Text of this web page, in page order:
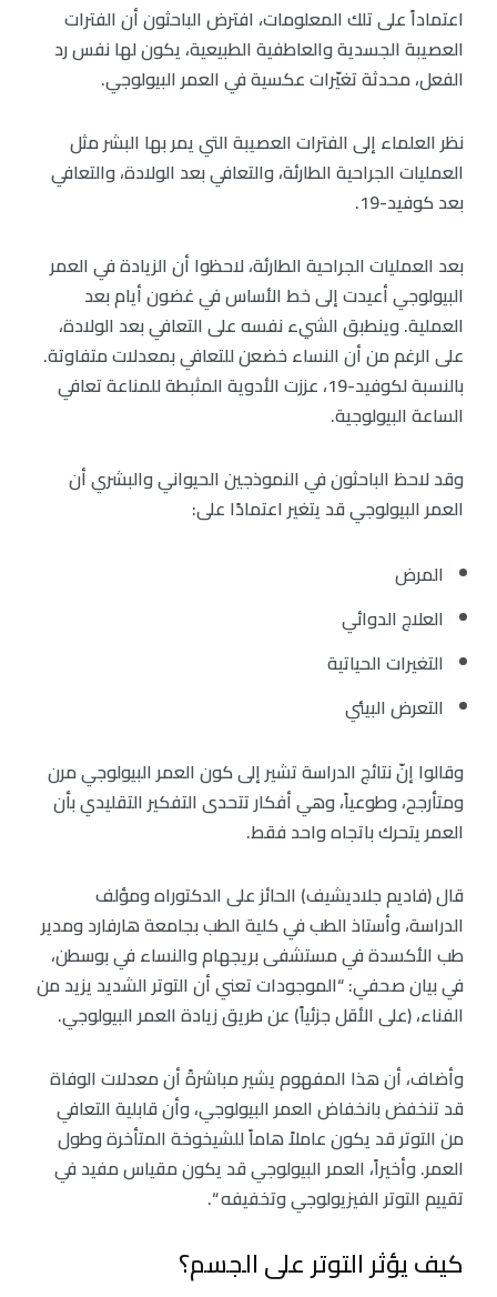
اعتماداً على تلك المعلومات، افترض الباحثون أن الفترات
العصيبة الجسدية والعاطفية الطبيعية، يكون لها نفس رد
الفعل، محدثة تغيّرات عكسية في العمر البيولوجي.
نظر العلماء إلى الفترات العصيبة التي يمر بها البشر مثل
العمليات الجراحية الطارئة، والتعافي بعد الولادة، والتعافي
بعد كوفيد-19.
بعد العمليات الجراحية الطارئة، لاحظوا أن الزيادة في العمر
البيولوجي أعيدت إلى خط الأساس في غضون أيام بعد
العملية. وينطبق الشيء نفسه على التعافي بعد الولادة،
على الرغم من أن النساء خضعن للتعافي بمعدلات متفاوتة.
بالنسبة لكوفيد-19، عززت الأدوية المثبطة للمناعة تعافي
الساعة البيولوجية.
وقد لاحظ الباحثون في النموذجين الحيواني والبشري أن
العمر البيولوجي قد يتغير اعتمادًا على:
المرض
العلاج الدوائي
التغيرات الحياتية
التعرض البيئي
وقالوا إنّ نتائج الدراسة تشير إلى كون العمر البيولوجي مرن
ومتأرجح، وطوعياً، وهي أفكار تتحدى التفكير التقليدي بأن
العمر يتحرك باتجاه واحد فقط.
قال (فاديم جلاديشيف) الحائز على الدكتوراه ومؤلف
الدراسة، وأستاذ الطب في كلية الطب بجامعة هارفارد ومدير
طب الأكسدة في مستشفى بريجهام والنساء في بوسطن،
في بيان صحفي: “الموجودات تعني أن التوتر الشديد يزيد من
الفناء، (على الأقل جزئياً) عن طريق زيادة العمر البيولوجي.
وأضاف، أن هذا المفهوم يشير مباشرةً أن معدلات الوفاة
قد تنخفض بانخفاض العمر البيولوجي، وأن قابلية التعافي
من التوتر قد يكون عاملاً هاماً للشيخوخة المتأخرة وطول
العمر. وأخيراً، العمر البيولوجي قد يكون مقياس مفيد في
تقييم التوتر الفيزيولوجي وتخفيفه “.
كيف يؤثر التوتر على الجسم؟